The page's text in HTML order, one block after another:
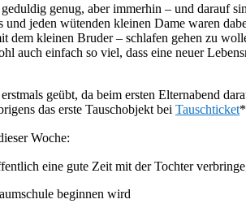
genug, aber immerhin – und darauf
jeden wütenden kleinen Dame waren
dem kleinen Bruder – schlafen gehen zu
auch einfach so viel, dass eine neuer
geübt, da beim ersten Elternabend
das erste Tauschobjekt bei Tauschticket
Woche:
eine gute Zeit mit der Tochter
beginnen wird